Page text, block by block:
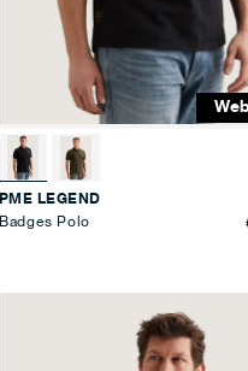
PME LEGEND
Badges Polo